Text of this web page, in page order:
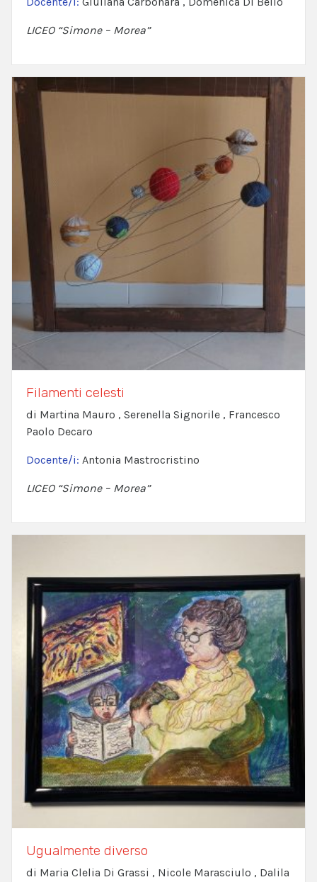
LICEO “Simone – Morea”
Filamenti celesti
di Martina Mauro , Serenella Signorile , Francesco
Paolo Decaro
Docente/i: Antonia Mastrocristino
LICEO “Simone – Morea”
Ugualmente diverso
di Maria Clelia Di Grassi , Nicole Marasciulo , Dalila